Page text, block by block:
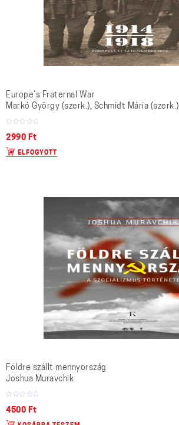
Europe’s Fraternal War
Markó György (szerk.), Schmidt Mária (szerk.)
2990 Ft
ELFOGYOTT
Földre szállt mennyország
Joshua Muravchik
4500 Ft